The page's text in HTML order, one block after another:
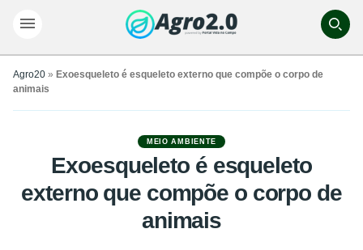
Agro20 » Exoesqueleto é esqueleto externo que compõe o corpo de
animais
MEIO AMBIENTE
Exoesqueleto é esqueleto
externo que compõe o corpo de
animais